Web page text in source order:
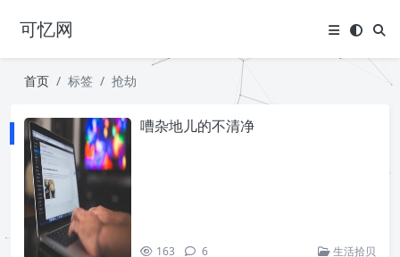
可忆网
首页 标签 抢劫
嘈杂地儿的不清净
163 6 生活拾贝